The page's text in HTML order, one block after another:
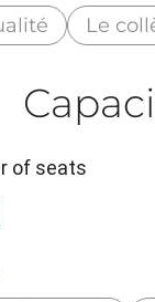
Le
of seats